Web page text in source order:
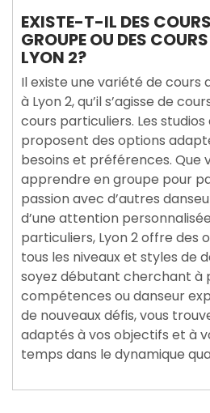
EXISTE-T-IL DES
GROUPE OU DES
LYON 2?
Il existe une variété de cours
à Lyon 2, qu’il s’agisse de
cours particuliers. Les
proposent des options
besoins et préférences. Que
apprendre en groupe pour
passion avec d’autres
d’une attention
particuliers, Lyon 2 offre des
tous les niveaux et styles de
soyez débutant cherchant à
compétences ou danseur
de nouveaux défis, vous
adaptés à vos objectifs et à
temps dans le dynamique